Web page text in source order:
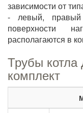
зависимости от
- левый, правый
поверхности
располагаются в
Трубы
комплект